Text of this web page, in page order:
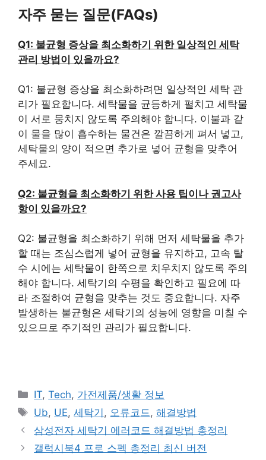
자주 묻는 질문(FAQs)
Q1: 불균형 증상을 최소화하기 위한 일상적인 세탁
관리 방법이 있을까요?
Q1: 불균형 증상을 최소화하려면 일상적인 세탁 관
리가 필요합니다. 세탁물을 균등하게 펼치고 세탁물
이 서로 뭉치지 않도록 주의해야 합니다. 이불과 같
이 물을 많이 흡수하는 물건은 깔끔하게 펴서 넣고,
세탁물의 양이 적으면 추가로 넣어 균형을 맞추어
주세요.
Q2: 불균형을 최소화하기 위한 사용 팁이나 권고사
항이 있을까요?
Q2: 불균형을 최소화하기 위해 먼저 세탁물을 추가
할 때는 조심스럽게 넣어 균형을 유지하고, 고속 탈
수 시에는 세탁물이 한쪽으로 치우치지 않도록 주의
해야 합니다. 세탁기의 수평을 확인하고 필요에 따
라 조절하여 균형을 맞추는 것도 중요합니다. 자주
발생하는 불균형은 세탁기의 성능에 영향을 미칠 수
있으므로 주기적인 관리가 필요합니다.
카
테
리
IT,Tech, 가전제품/생활 정보
태
그
Ub, UE,세탁기 , 오류코드 ,해결방법
삼성전자 세탁기 에러코드 해결방법 총정리
갤럭시북4 프로 스펙 총정리 최신 버전